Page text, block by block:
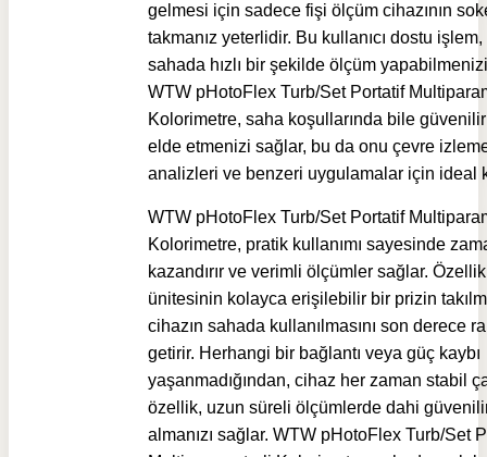
gelmesi için sadece fişi ölçüm cihazının
takmanız yeterlidir. Bu kullanıcı dostu
sahada hızlı bir şekilde ölçüm
WTW pHotoFlex Turb/Set Portatif
Kolorimetre, saha koşullarında bile
elde etmenizi sağlar, bu da onu çevre
analizleri ve benzeri uygulamalar için ideal
WTW pHotoFlex Turb/Set Portatif
Kolorimetre, pratik kullanımı sayesinde
kazandırır ve verimli ölçümler sağlar.
ünitesinin kolayca erişilebilir bir prizin
cihazın sahada kullanılmasını son derece
getirir. Herhangi bir bağlantı veya güç kaybı
yaşanmadığından, cihaz her zaman stabil
özellik, uzun süreli ölçümlerde dahi
almanızı sağlar. WTW pHotoFlex Turb/Set